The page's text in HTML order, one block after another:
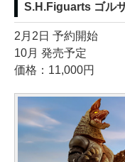
S.H.Figuarts ゴル
2月2日 予約開始
10月 発売予定
価格：11,000円